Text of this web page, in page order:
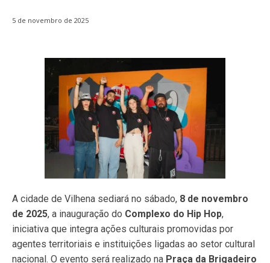
5 de novembro de 2025
A cidade de Vilhena sediará no sábado, 8 de novembro
de 2025, a inauguração do Complexo do Hip Hop,
iniciativa que integra ações culturais promovidas por
agentes territoriais e instituições ligadas ao setor cultural
nacional. O evento será realizado na Praça da Brigadeiro